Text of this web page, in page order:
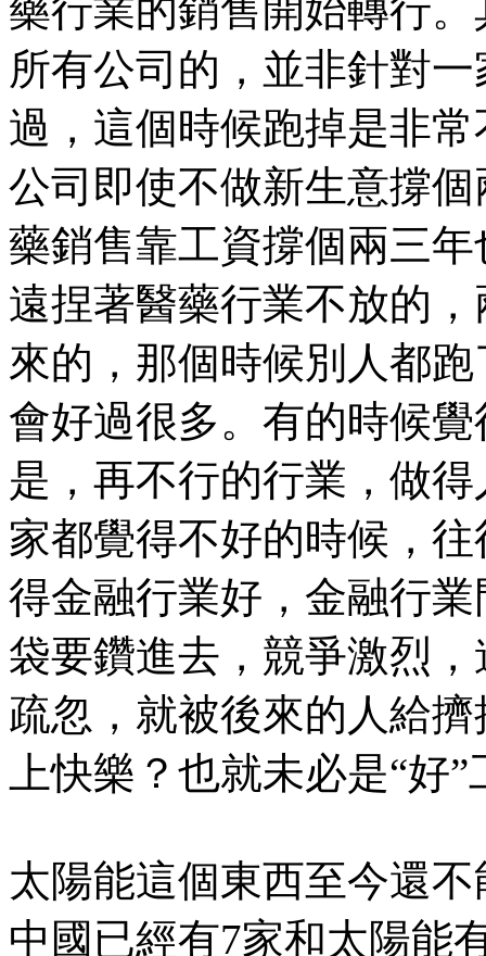
藥行業的銷售開始轉行
所有公司的，並非針對
過，這個時候跑掉是非
公司即使不做新生意撐
藥銷售靠工資撐個兩三
遠捏著醫藥行業不放的
來的，那個時候別人都
會好過很多。有的時候
是，再不行的行業，做
家都覺得不好的時候，
得金融行業好，金融行
袋要鑽進去，競爭激烈
疏忽，就被後來的人給
上快樂？也就未必是“好
太陽能這個東西至今還
中國已經有7家和太陽能